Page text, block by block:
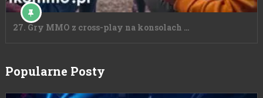
27. Gry MMO z cross-play na konsolach …
Popularne Posty